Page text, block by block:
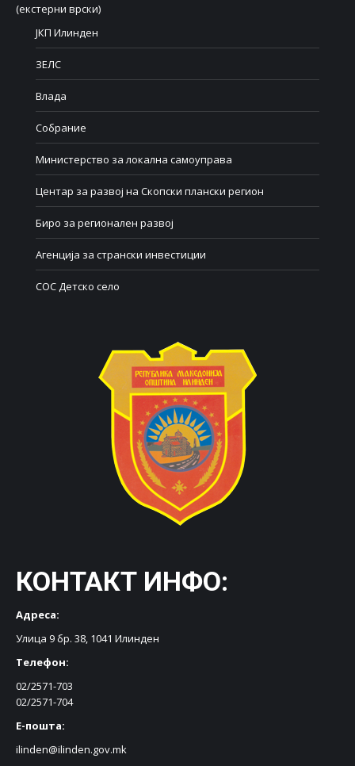
(екстерни врски)
ЈКП Илинден
ЗЕЛС
Влада
Собрание
Министерство за локална самоуправа
Центар за развој на Скопски плански регион
Биро за регионален развој
Агенција за странски инвестиции
СОС Детско село
КОНТАКТ ИНФО:
Адреса:
Улица 9 бр. 38, 1041 Илинден
Телефон:
02/2571-703
02/2571-704
Е-пошта:
ilinden@ilinden.gov.mk